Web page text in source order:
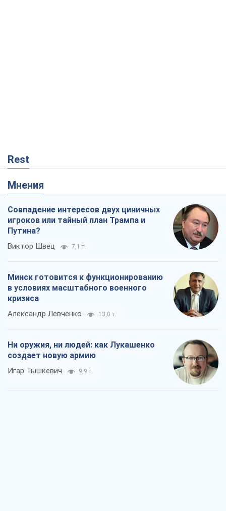
Rest
Мнения
Совпадение интересов двух циничных
игроков или тайный план Трампа и
Путина?
Виктор Швец 7,1 т.
Минск готовится к функционированию
в условиях масштабного военного
кризиса
Александр Левченко 13,0 т.
Ни оружия, ни людей: как Лукашенко
создает новую армию
Игар Тышкевич 9,9 т.